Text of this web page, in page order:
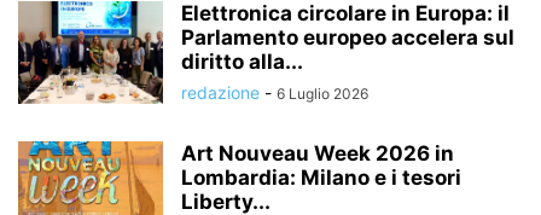
Elettronica circolare in Europa: il
Parlamento europeo accelera sul
diritto alla...
redazione - 6 Luglio 2026
Art Nouveau Week 2026 in
Lombardia: Milano e i tesori
Liberty...